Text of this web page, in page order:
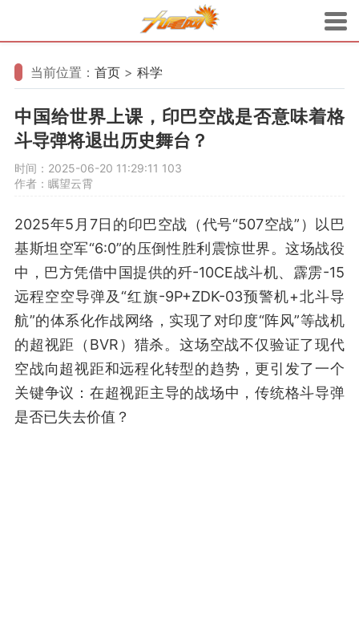
当前位置： 首页 > 科学
中国给世界上课，印巴空战是否意味着格
斗导弹将退出历史舞台？
时间：2025-06-20 11:29:11 103
作者：瞩望云霄
2025年5月7日的印巴空战（代号“507空战”）以巴
基斯坦空军“6:0”的压倒性胜利震惊世界。这场战役
中，巴方凭借中国提供的歼-10CE战斗机、霹雳-15
远程空空导弹及“红旗-9P+ZDK-03预警机+北斗导
航”的体系化作战网络，实现了对印度“阵风”等战机
的超视距（BVR）猎杀。这场空战不仅验证了现代
空战向超视距和远程化转型的趋势，更引发了一个
关键争议：在超视距主导的战场中，传统格斗导弹
是否已失去价值？